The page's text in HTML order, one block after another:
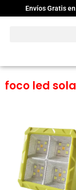
Envíos Gratis
foco led